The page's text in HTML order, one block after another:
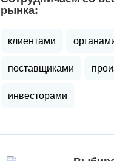
рынка:
клиентами
поставщиками
инвесторами